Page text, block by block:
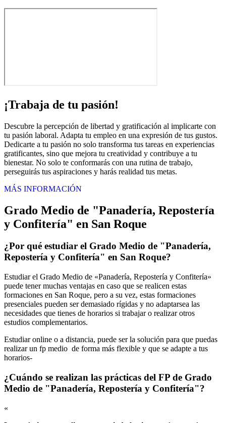
¡Trabaja de tu pasión!
Descubre la percepción de libertad y gratificación al implicarte con
tu pasión laboral. Adapta tu empleo en una expresión de tus gustos.
Dedicarte a tu pasión no solo transforma tus tareas en experiencias
gratificantes, sino que mejora tu creatividad y contribuye a tu
bienestar. No solo te conformarás con una rutina de trabajo,
perseguirás tus aspiraciones y harás realidad tus metas.
MÁS INFORMACIÓN
Grado Medio de "Panadería, Repostería
y Confitería" en San Roque
¿Por qué estudiar el Grado Medio de "Panadería,
Repostería y Confitería" en San Roque?
Estudiar el Grado Medio de «Panadería, Repostería y Confitería»
puede tener muchas ventajas en caso que se realicen estas
formaciones en San Roque, pero a su vez, estas formaciones
presenciales pueden ser demasiado rígidas y no adaptarsea las
necesidades que tienes de horarios si trabajar o realizar otros
estudios complementarios.
Estudiar online o a distancia, puede ser la solución para que puedas
realizar un fp medio de forma más flexible y que se adapte a tus
horarios-
¿Cuándo se realizan las prácticas del FP de Grado
Medio de "Panadería, Repostería y Confitería"?
«